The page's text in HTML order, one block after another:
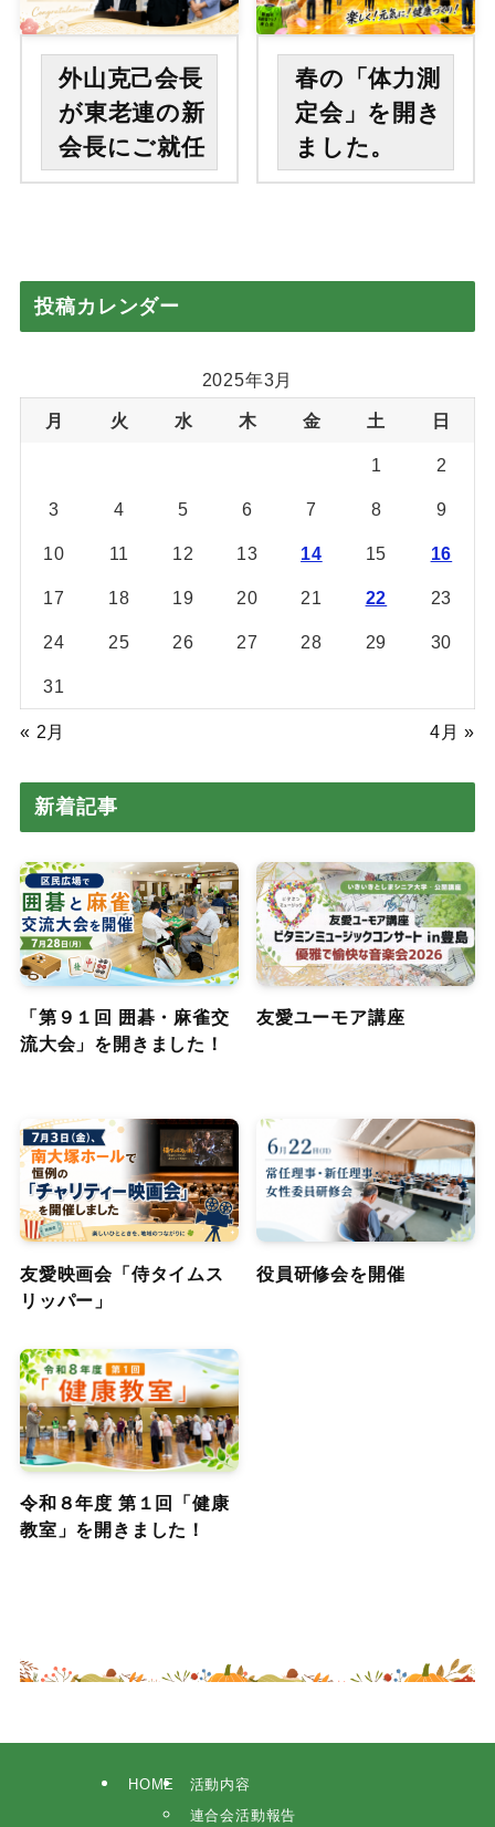
外山克己会長
が東老連の新
会長にご就任
春の「体力測
定会」を開き
ました。
投稿カレンダー
2025年3月
月 火 水 木 金 土 日
1 2
3 4 5 6 7 8 9
10 11 12 13 14 15 16
17 18 19 20 21 22 23
24 25 26 27 28 29 30
31
« 2月 4月 »
新着記事
「第９１回 囲碁・麻雀交
流大会」を開きました！
友愛ユーモア講座
友愛映画会「侍タイムス
リッパー」
役員研修会を開催
令和８年度 第１回「健康
教室」を開きました！
HOME
活動内容
連合会活動報告